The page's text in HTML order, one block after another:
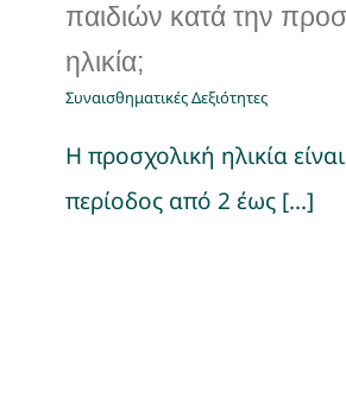
παιδιών κατά την
ηλικία;
Συναισθηματικές Δεξιότητες
Η προσχολική ηλικία
περίοδος από 2 έως [...]